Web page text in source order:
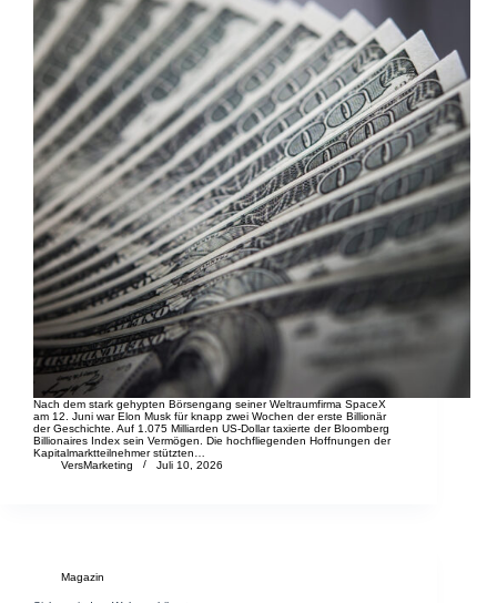
Nach dem stark gehypten Börsengang seiner Weltraumfirma SpaceX
am 12. Juni war Elon Musk für knapp zwei Wochen der erste Billionär
der Geschichte. Auf 1.075 Milliarden US-Dollar taxierte der Bloomberg
Billionaires Index sein Vermögen. Die hochfliegenden Hoffnungen der
Kapitalmarktteilnehmer stützten…
VersMarketing
Juli 10, 2026
Magazin